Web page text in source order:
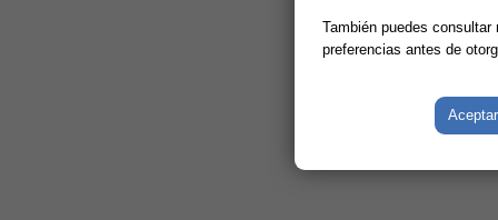
También puedes
preferencias antes de